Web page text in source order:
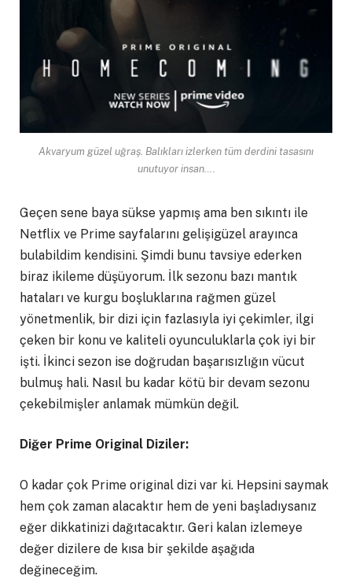
Akvaryum güzel uğraş. Balıkları izlerken tüm derdini tasasını
unutuyor insan….
Geçen sene baya sükse yapmış ama ben sıkıntı ile
Netflix ve Prime sayfalarını gelişigüzel arayınca
bulabildim kendisini. Şimdi bunu tavsiye ederken
biraz ikileme düşüyorum. İlk sezonu bazı mantık
hataları ve kurgu boşluklarına rağmen güzel
yönetmenlik, bir dizi için fazlasıyla iyi çekimler, ilgi
çeken bir konu ve kaliteli oyunculuklarla çok iyi bir
işti. İkinci sezon ise doğrudan başarısızlığın vücut
bulmuş hali. Nasıl bu kadar kötü bir devam sezonu
çekebilmişler anlamak mümkün değil.
Diğer Prime Original Diziler:
O kadar çok Prime original dizi var ki. Hepsini saymak
hem çok zaman alacaktır hem de yeni başladıysanız
eğer dikkatinizi dağıtacaktır. Geri kalan izlemeye
değer dizilere de kısa bir şekilde aşağıda
değineceğim.